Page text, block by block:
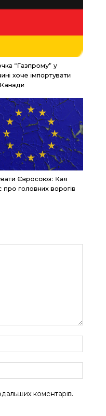
“Газпрому” у
хоче імпортувати
Євросоюз: Кая
про головних ворогів
коментарів.